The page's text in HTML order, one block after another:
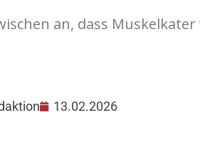
an, dass
13.02.2026